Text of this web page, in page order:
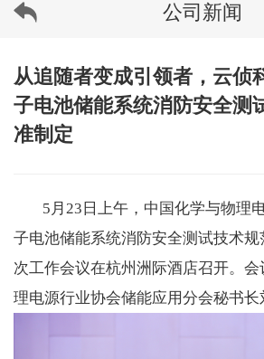
公司新闻
从追随者变成引领者，云侦
子电池储能系统消防安全测
准制定
5月23日上午，中国化学与物理
子电池储能系统消防安全测试技术
次工作会议在杭州洲际酒店召开。 会
理电源行业协会储能应用分会秘书长